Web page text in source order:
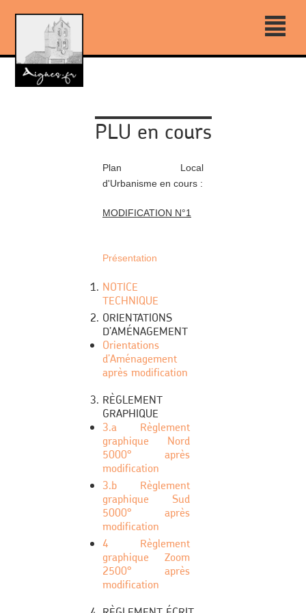
²
PLU en cours
Plan Local
d'Urbanisme en cours :
MODIFICATION N°1
Présentation
NOTICE
TECHNIQUE
ORIENTATIONS
D’AMÉNAGEMENT
Orientations
d’Aménagement
après modification
RÈGLEMENT
GRAPHIQUE
3.a Règlement
graphique Nord
5000° après
modification
3.b Règlement
graphique Sud
5000° après
modification
4 Règlement
graphique Zoom
2500° après
modification